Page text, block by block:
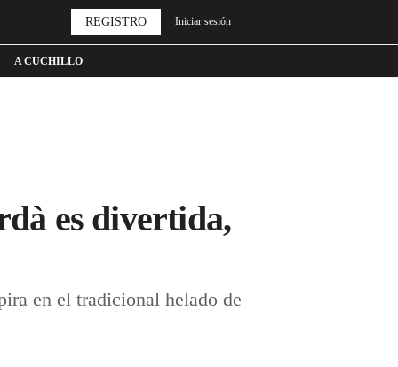
A CUCHILLO
REGISTRO Iniciar sesión
es divertida,
en el tradicional helado de